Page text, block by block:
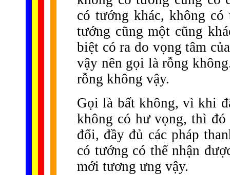
có tướng khác, không
tướng cũng một cũng
biệt có ra do vọng tâm
vậy nên gọi là rỗng
rỗng không vậy.
Gọi là bất không, vì khi
không có hư vọng, thì đó
đổi, đầy đủ các pháp
có tướng có thể nhận
mới tương ưng vậy.